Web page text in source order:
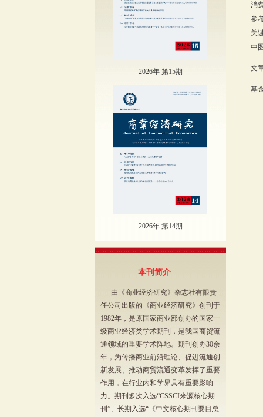
2026年 第15期
2026年 第14期
本刊简介
由《商业经济研究》杂志社有限责
任公司出版的《商业经济研究》创刊于
1982年，是原国家商业部创办的国家一
级商业经济类学术期刊，是我国商贸流
通领域的重要学术阵地。期刊创办30余
年，为传播商业前沿理论、促进流通创
新发展、推动商贸流通变革发挥了重要
作用，在行业内和学界具有重要影响
力。期刊多次入选“CSSCI来源核心期
刊”、长期入选“《中文核心期刊要目总
消
参
关
中
文
基